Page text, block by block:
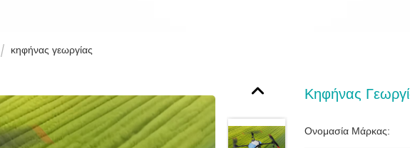
κηφήνας γεωργίας
Κηφήνας
Ονομασία Μάρκας: